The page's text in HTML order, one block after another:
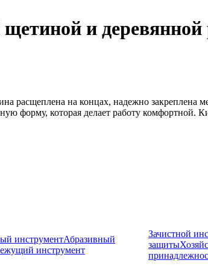
щетиной и
расщеплена на концах, надежно закреплена
форму, которая делает работу комфортной.
инструментАбразивный
инструмент
Зачистной
защиты